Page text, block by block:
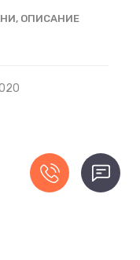
ОПИСАНИЕ